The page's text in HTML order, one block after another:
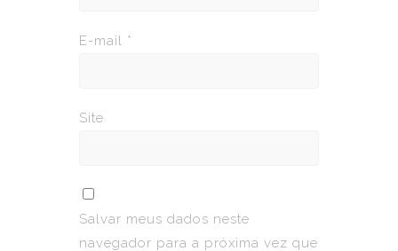
E-mail *
Site
Salvar meus dados neste
navegador para a próxima vez que